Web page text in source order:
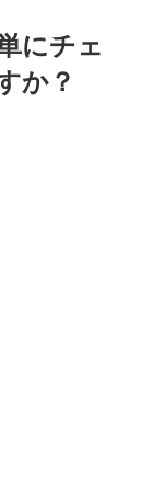
にチェ
か？